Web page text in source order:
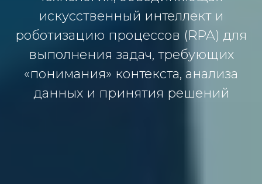
искусственный интеллект и
роботизацию процессов (RPA) для
выполнения задач, требующих
«понимания» контекста, анализа
данных и принятия решений